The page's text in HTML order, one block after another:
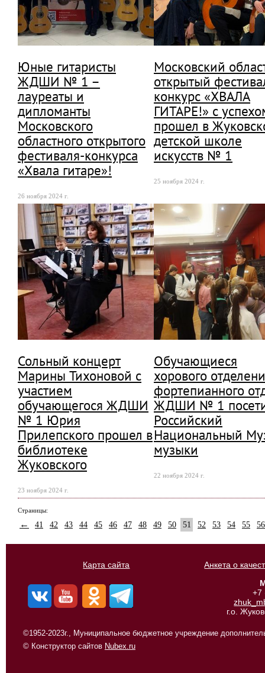
Юные гитаристы
ЖДШИ № 1 –
лауреаты и
дипломанты
Московского
областного открытого
фестиваля-конкурса
«Хвала гитаре»!
26 ноября 2024 г.
Московский
открытый
конкурс «ХВАЛА
ГИТАРЕ!» с
прошел в
детской школе
искусств № 1
25 ноября 2024 г.
Сольный концерт
Марины Тихоновой с
участием
обучающегося ЖДШИ
№ 1 Юрия
Прилепского прошел в
библиотеке
Жуковского
23 ноября 2024 г.
Обучающиеся
хорового
фортепианного
ЖДШИ № 1
Российский
Национальный
музыки
22 ноября 2024 г.
Страницы:
← 41 42 43 44 45 46 47 48 49 50 51 52 53 54 55 56
Карта сайта
Анкета о
+7
г.о.
©1952-2023г., Муниципальное бюджетное учреждение
© Конструктор сайтов Nubex.ru